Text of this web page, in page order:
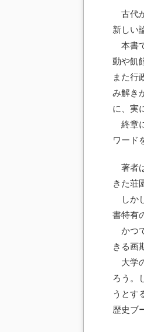
古代
新しい
本書
動や飢
また行
み解き
に、実
終章
ワード
著者
きた荘
しか
書特有
かつ
きる画
大学
ろう。
うとす
歴史ブ